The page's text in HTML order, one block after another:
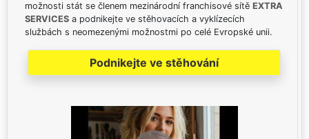
možnosti stát se členem mezinárodní franchisové sítě EXTRA
SERVICES a podnikejte ve stěhovacích a vyklízecích
službách s neomezenými možnostmi po celé Evropské unii.
Podnikejte ve stěhování